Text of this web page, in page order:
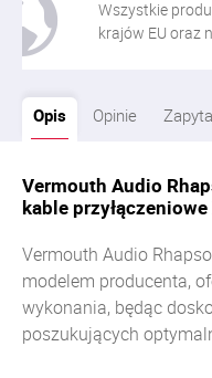
Wszystkie
krajów EU oraz
Opis Opinie
Vermouth Audio
kable
Vermouth Audio
modelem producenta,
wykonania, będąc
poszukujących